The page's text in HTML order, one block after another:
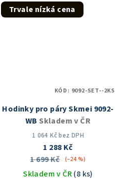
z
5
Trvale nízká cena
Hodinky pro páry Skmei 9092-
WB Skladem v ČR
1 064 Kč bez DPH
1 288 Kč
1 699 Kč
(–24 %)
Skladem v ČR(8 ks)
KÓD: 9092-SET--2KS